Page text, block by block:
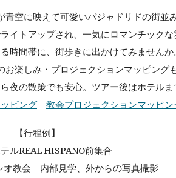
空に映えて可愛いバジャドリドの街並み
イトアップされ、一気にロマンチックな
時間帯に、街歩きに出かけてみませんか
楽しみ・プロジェクションマッピング
夜の散策でも安心。ツアー後はホテルま
ピング
教会プロジェクションマッピン
【行程例】
ルREAL HISPANO前集合
オ教会 内部見学、外からの写真撮影